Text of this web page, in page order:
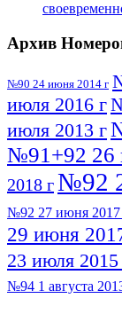
Архив
№90 24 июня 2014 г
июля 2016 г
июля 2013 г
№91+92 26
2018 г№92
№92 27 июня 2017
29 июня
23 июля 2015
№94 1 августа